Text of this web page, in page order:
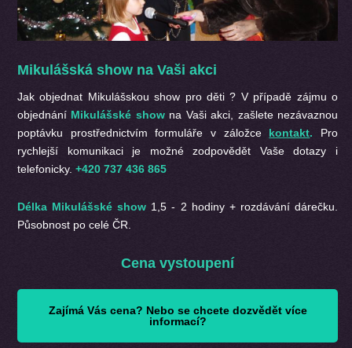
Mikulášská show na Vaši akci
Jak objednat Mikulášskou show pro děti ? V případě zájmu o
objednání Mikulášské showna Vaši akci, zašlete nezávaznou
poptávku prostřednictvím formuláře v záložce kontakt. Pro
rychlejší komunikaci je možné zodpovědět Vaše dotazy i
telefonicky. +420 737 436 865
Délka Mikulášské show 1,5 - 2 hodiny + rozdávání dárečku.
Působnost po celé ČR.
Cena vystoupení
Zajímá Vás cena? Nebo se chcete dozvědět více
informací?